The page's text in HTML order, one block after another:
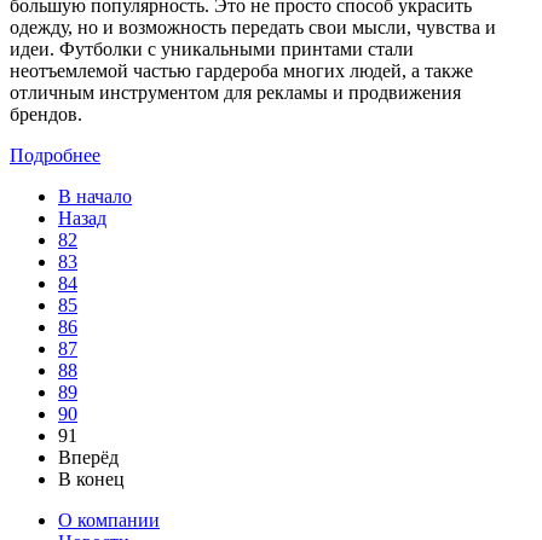
большую популярность. Это не просто способ украсить
одежду, но и возможность передать свои мысли, чувства и
идеи. Футболки с уникальными принтами стали
неотъемлемой частью гардероба многих людей, а также
отличным инструментом для рекламы и продвижения
брендов.
Подробнее
В начало
Назад
82
83
84
85
86
87
88
89
90
91
Вперёд
В конец
О компании